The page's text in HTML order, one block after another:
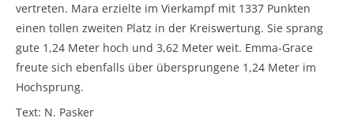
vertreten. Mara erzielte im Vierkampf mit 1337 Punkten
einen tollen zweiten Platz in der Kreiswertung. Sie sprang
gute 1,24 Meter hoch und 3,62 Meter weit. Emma-Grace
freute sich ebenfalls über übersprungene 1,24 Meter im
Hochsprung.
Text: N. Pasker